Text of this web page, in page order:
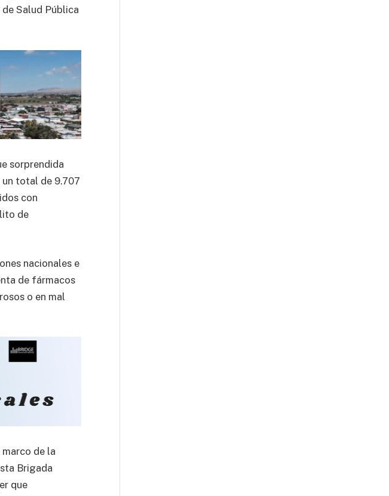
Salud Pública
sorprendida
un total de 9.707
con
de
nacionales e
de fármacos
o en mal
de la
Brigada
que